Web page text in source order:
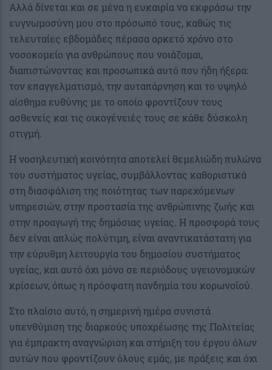
Αλλά δίνεται και σε μένα η ευκαιρία να εκφράσω την
ευγνωμοσύνη μου στο πρόσωπό τους, καθώς τις
τελευταίες εβδομάδες πέρασα αρκετό χρόνο στο
νοσοκομείο για ανθρώπους που νοιάζομαι,
διαπιστώνοντας και προσωπικά αυτό που ήδη ήξερα:
τον επαγγελματισμό, την αυταπάρνηση και το υψηλό
αίσθημα ευθύνης με το οποίο φροντίζουν τους
ασθενείς και τις οικογένειές τους σε κάθε δύσκολη
στιγμή.
Η νοσηλευτική κοινότητα αποτελεί θεμελιώδη πυλώνα
του συστήματος υγείας, συμβάλλοντας καθοριστικά
στη διασφάλιση της ποιότητας των παρεχόμενων
υπηρεσιών, στην προστασία της ανθρώπινης ζωής και
στην προαγωγή της δημόσιας υγείας. Η προσφορά τους
δεν είναι απλώς πολύτιμη, είναι αναντικατάστατη για
την εύρυθμη λειτουργία του δημοσίου συστήματος
υγείας, και αυτό όχι μόνο σε περιόδους υγειονομικών
κρίσεων, όπως η πρόσφατη πανδημία του κορωνοϊού.
Στο πλαίσιο αυτό, η σημερινή ημέρα συνιστά
υπενθύμιση της διαρκούς υποχρέωσης της Πολιτείας
για έμπρακτη αναγνώριση και στήριξη του έργου όλων
αυτών που φροντίζουν όλους εμάς, με πράξεις και όχι